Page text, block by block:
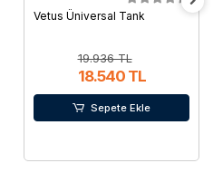
Vetus Üniversal Tank
19.936 TL
18.540 TL
Sepete Ekle